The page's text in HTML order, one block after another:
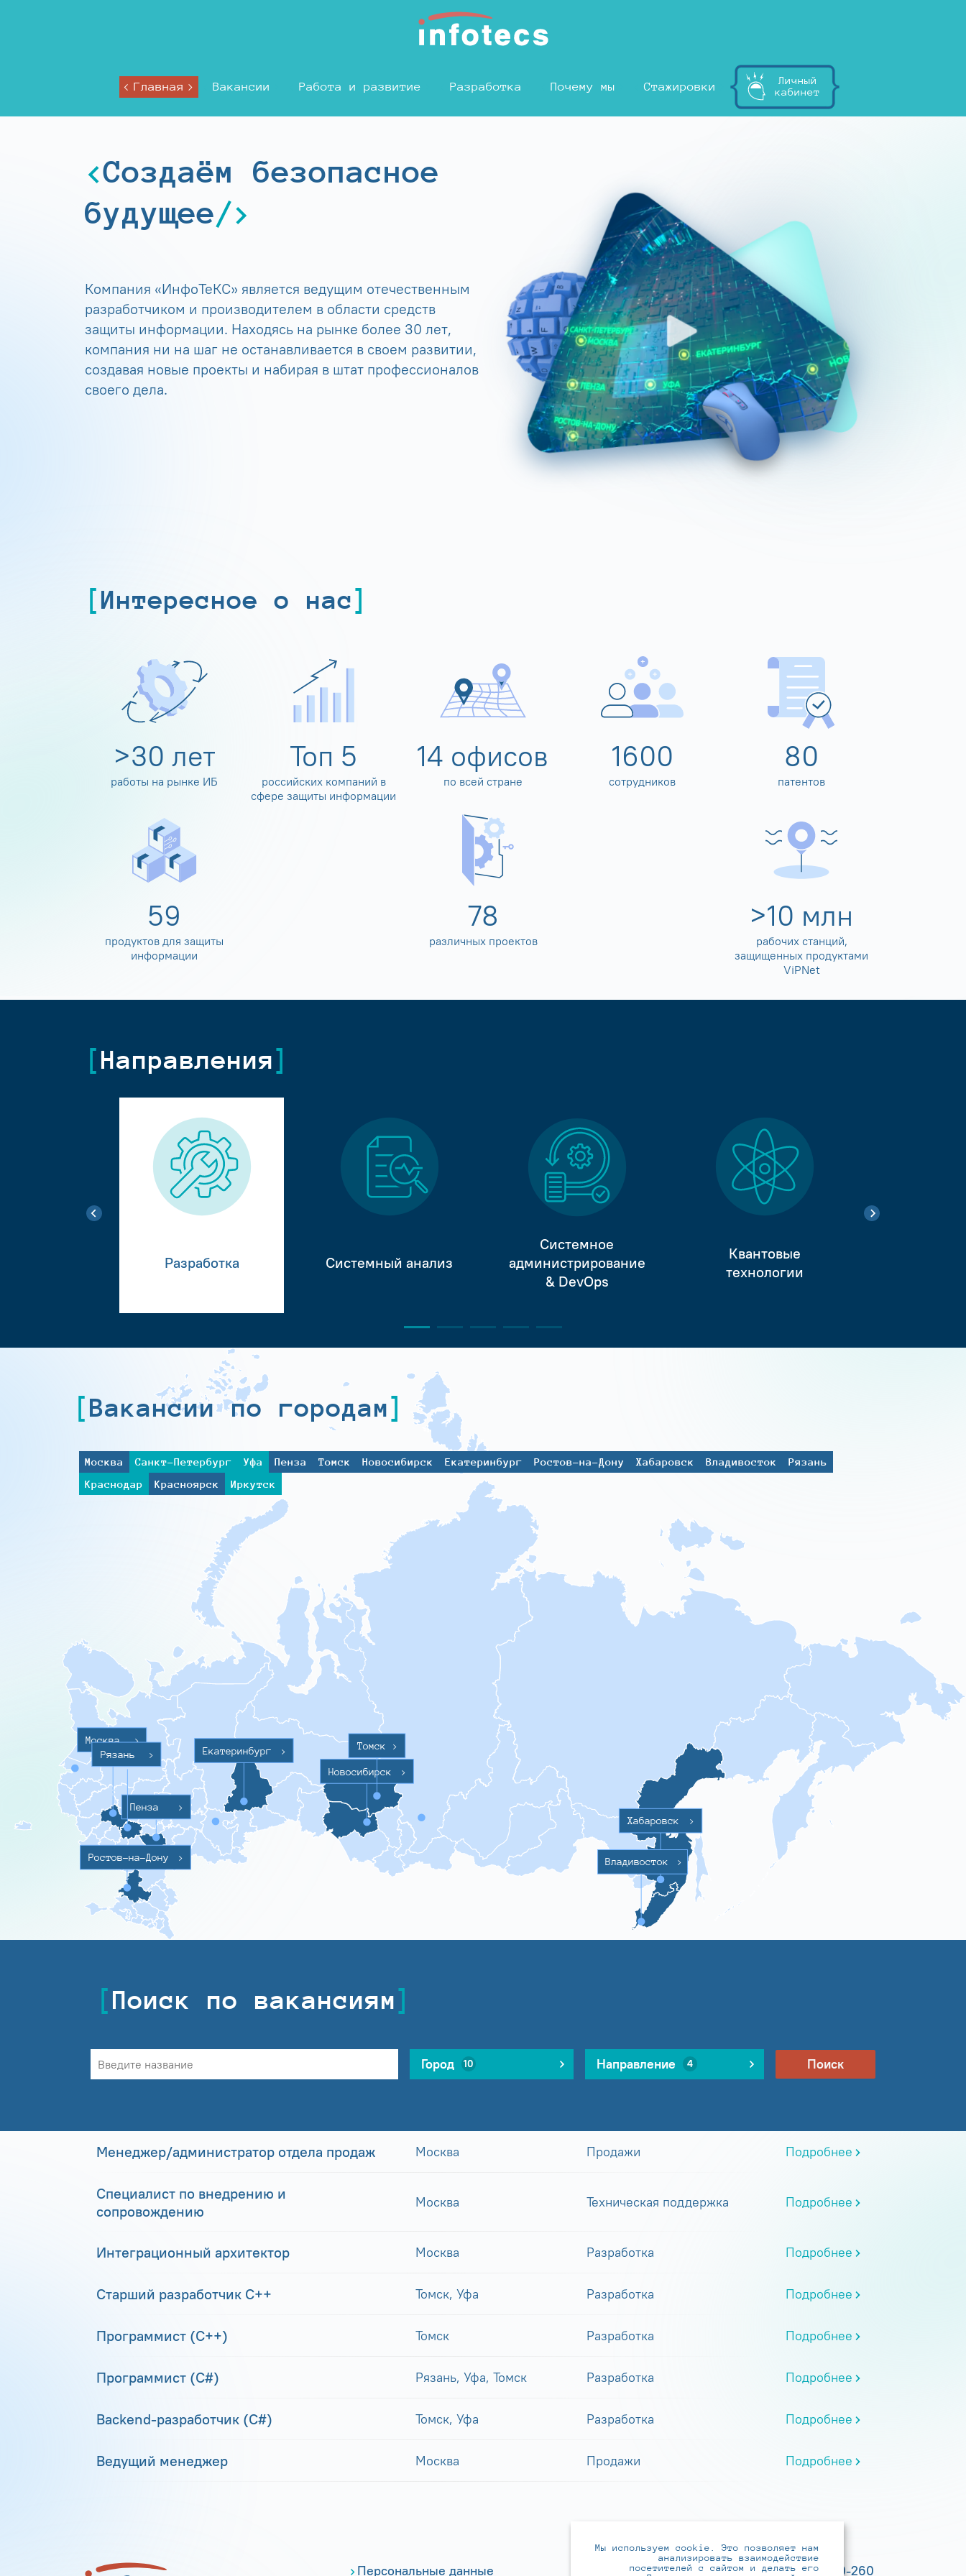
Главная Вакансии Работа и развитие Разработка Почему мы Стажировки
Личный
кабинет
Создаём безопасное
будущее
Компания «ИнфоТеКС» является ведущим отечественным
разработчиком и производителем в области средств
защиты информации. Находясь на рынке более 30 лет,
компания ни на шаг не останавливается в своем развитии,
создавая новые проекты и набирая в штат профессионалов
своего дела.
Интересное о нас
>30 лет
работы на рынке ИБ
Топ 5
российских компаний в
сфере защиты информации
14 офисов
по всей стране
1600
сотрудников
80
патентов
60
продуктов для защиты
информации
80
различных проектов
>10 млн
рабочих станций,
защищенных продуктами
ViPNet
Направления
Разработка Системный анализ
Системное
администрирование
& DevOps
Квантовые
технологии
Вакансии по городам
Москва Санкт-Петербург Уфа Пенза Томск Новосибирск Екатеринбург Ростов-на-Дону Хабаровск Владивосток
Рязань
Краснодар
Красноярск Иркутск
Москва >
Ростов-на-Дону >
Пенза >
Екатеринбург
>
Новосибирск
>
Томск >
Хабаровск >
Владивосток >
Рязань >
Поиск по вакансиям
Город 10 Направление 4 Поиск
Менеджер/администратор отдела продаж Москва Продажи Подробнее
Специалист по внедрению и
сопровождению
Москва Техническая поддержка Подробнее
Интеграционный архитектор Москва Разработка Подробнее
Старший разработчик С++ Томск, Уфа Разработка Подробнее
Программист (С++) Томск Разработка Подробнее
Программист (С#) Рязань, Уфа, Томск Разработка Подробнее
Backend-разработчик (C#) Томск, Уфа Разработка Подробнее
Ведущий менеджер Москва Продажи Подробнее
Персональные данные +7 (495) 737-6192, 8-800-250-0-260
Мы используем cookie. Это позволяет нам
анализировать взаимодействие
посетителей с сайтом и делать его